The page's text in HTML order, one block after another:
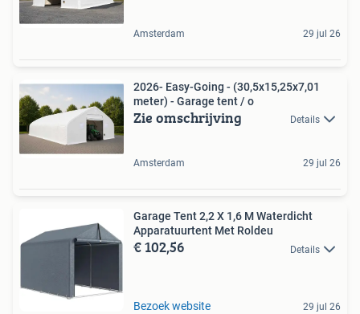
Amsterdam 29 jul 26
2026- Easy-Going - (30,5x15,25x7,01
meter) - Garage tent / o
Zie omschrijving Details
Amsterdam 29 jul 26
Garage Tent 2,2 X 1,6 M Waterdicht
Apparatuurtent Met Roldeu
€ 102,56 Details
Bezoek website 29 jul 26